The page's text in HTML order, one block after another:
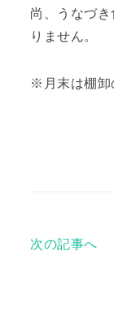
尚、うなづ
りません。
※月末は棚卸
次の記事へ